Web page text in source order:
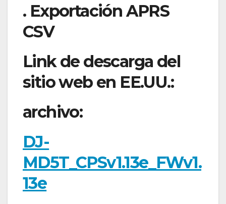
. Exportación APRS
CSV
Link de descarga del
sitio web en EE.UU.:
archivo:
DJ-
MD5T_CPSv1.13e_FWv1.
13e